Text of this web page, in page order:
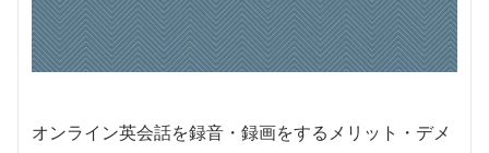
オンライン英会話を録音・録画をするメリット・デメ